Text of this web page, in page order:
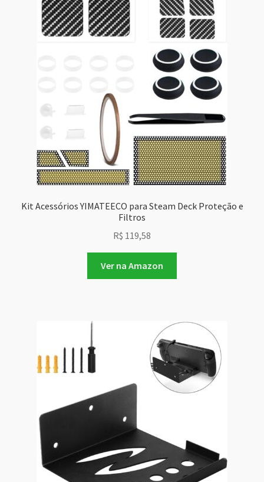
Kit Acessórios YIMATEECO para Steam Deck Proteção e
Filtros
R$ 119,58
Ver na Amazon